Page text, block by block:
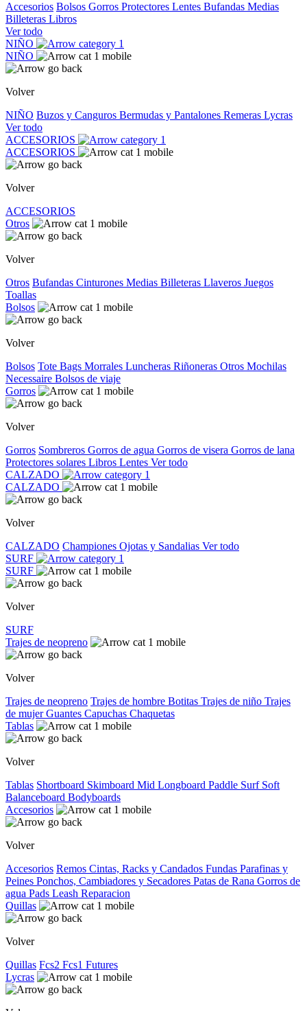
Accesorios Bolsos Gorros Protectores Lentes Bufandas Medias
Billeteras Libros
Ver todo
NIÑO
NIÑO
Volver
NIÑO Buzos y Canguros Bermudas y Pantalones Remeras Lycras
Ver todo
ACCESORIOS
ACCESORIOS
Volver
ACCESORIOS
Otros
Volver
Otros Bufandas Cinturones Medias Billeteras Llaveros Juegos
Toallas
Bolsos
Volver
Bolsos Tote Bags Morrales Luncheras Riñoneras Otros Mochilas
Necessaire Bolsos de viaje
Gorros
Volver
Gorros Sombreros Gorros de agua Gorros de visera Gorros de lana
Protectores solares Libros Lentes Ver todo
CALZADO
CALZADO
Volver
CALZADO Championes Ojotas y Sandalias Ver todo
SURF
SURF
Volver
SURF
Trajes de neopreno
Volver
Trajes de neopreno Trajes de hombre Botitas Trajes de niño Trajes
de mujerGuantes Capuchas Chaquetas
Tablas
Volver
Tablas Shortboard Skimboard Mid Longboard Paddle Surf Soft
Balanceboard Bodyboards
Accesorios
Volver
Accesorios Remos Cintas, Racks y Candados Fundas Parafinas y
Peines Ponchos, Cambiadores y Secadores Patas de Rana Gorros de
agua Pads Leash Reparacion
Quillas
Volver
Quillas Fcs2 Fcs1 Futures
Lycras